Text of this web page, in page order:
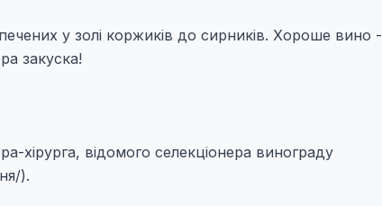
у золі коржиків до сирників. Хороше вино -
закуска!
хірурга, відомого селекціонера винограду
).